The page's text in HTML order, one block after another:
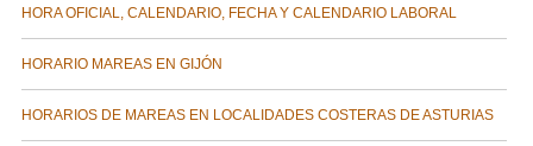
HORA OFICIAL, CALENDARIO, FECHA Y CALENDARIO LABORAL
HORARIO MAREAS EN GIJÓN
HORARIOS DE MAREAS EN LOCALIDADES COSTERAS DE ASTURIAS